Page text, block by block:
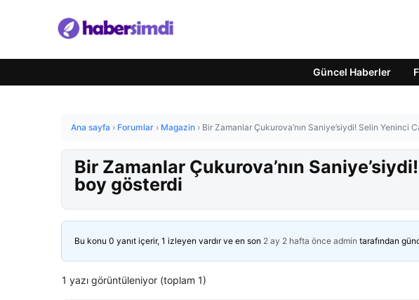
Güncel Haberler
Ana sayfa › Forumlar › Magazin › Bir Zamanlar Çukurova’nın Saniye’siydi! Selin Yeninci
Bir Zamanlar Çukurova’nın
boy gösterdi
Bu konu 0 yanıt içerir, 1 izleyen vardır ve en son 2 ay 2 hafta önce admin tarafından
1 yazı görüntüleniyor (toplam 1)